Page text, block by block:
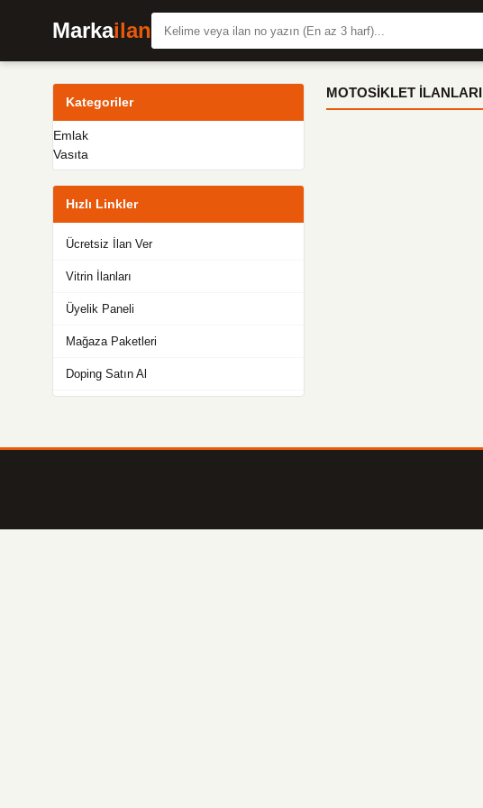
Markailan
Kategoriler
Emlak
Vasıta
Hızlı Linkler
Ücretsiz İlan Ver
Vitrin İlanları
Üyelik Paneli
Mağaza Paketleri
Doping Satın Al
MOTOSIKLET İLANLARI